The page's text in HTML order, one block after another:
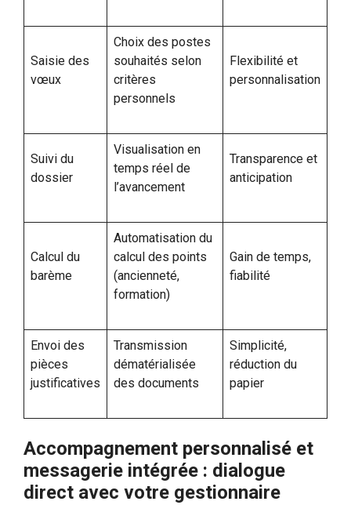
Saisie des
vœux
Choix des postes
souhaités selon
critères
personnels
Flexibilité et
personnalisation
Suivi du
dossier
Visualisation en
temps réel de
l’avancement
Transparence et
anticipation
Calcul du
barème
Automatisation du
calcul des points
(ancienneté,
formation)
Gain de temps,
fiabilité
Envoi des
pièces
justificatives
Transmission
dématérialisée
des documents
Simplicité,
réduction du
papier
Accompagnement personnalisé et
messagerie intégrée : dialogue
direct avec votre gestionnaire